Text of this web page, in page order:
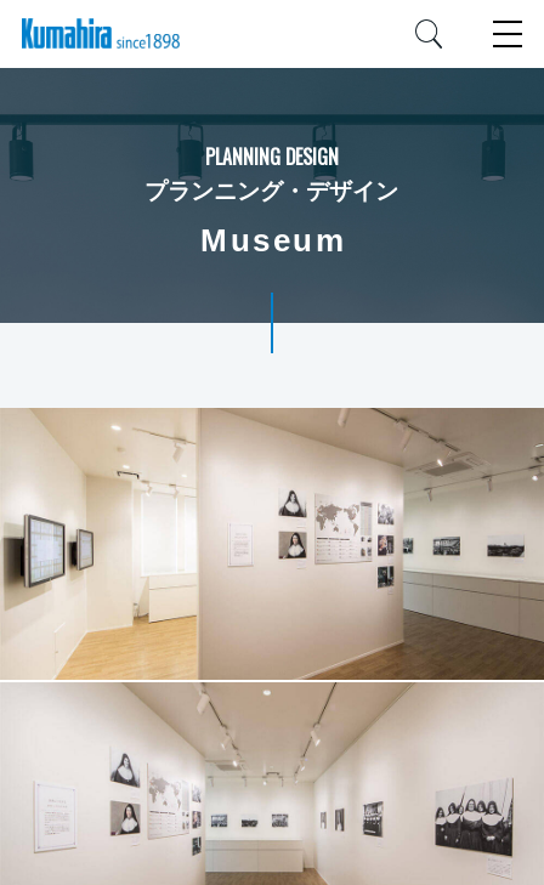
PLANNING DESIGN
プランニング・デザイン
Museum